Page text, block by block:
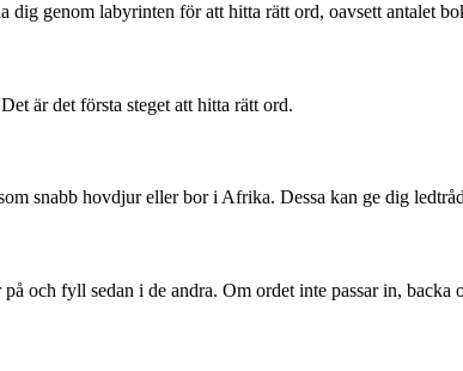
genom labyrinten för att hitta rätt ord, oavsett antalet
är det första steget att hitta rätt ord.
snabb hovdjur eller bor i Afrika. Dessa kan ge dig
och fyll sedan i de andra. Om ordet inte passar in, backa